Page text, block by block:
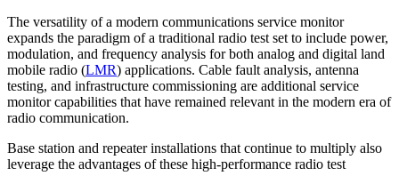
The versatility of a modern communications service monitor
expands the paradigm of a traditional radio test set to include power,
modulation, and frequency analysis for both analog and digital land
mobile radio (LMR) applications. Cable fault analysis, antenna
testing, and infrastructure commissioning are additional service
monitor capabilities that have remained relevant in the modern era of
radio communication.
Base station and repeater installations that continue to multiply also
leverage the advantages of these high-performance radio test